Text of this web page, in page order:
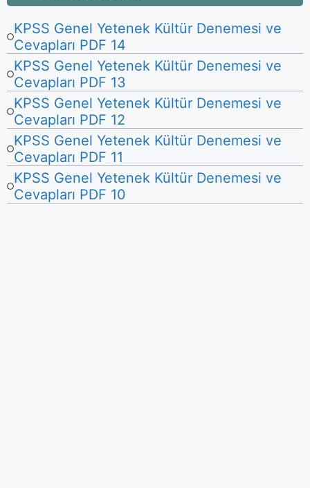
KPSS Genel Yetenek Kültür Denemesi ve
Cevapları PDF 14
KPSS Genel Yetenek Kültür Denemesi ve
Cevapları PDF 13
KPSS Genel Yetenek Kültür Denemesi ve
Cevapları PDF 12
KPSS Genel Yetenek Kültür Denemesi ve
Cevapları PDF 11
KPSS Genel Yetenek Kültür Denemesi ve
Cevapları PDF 10